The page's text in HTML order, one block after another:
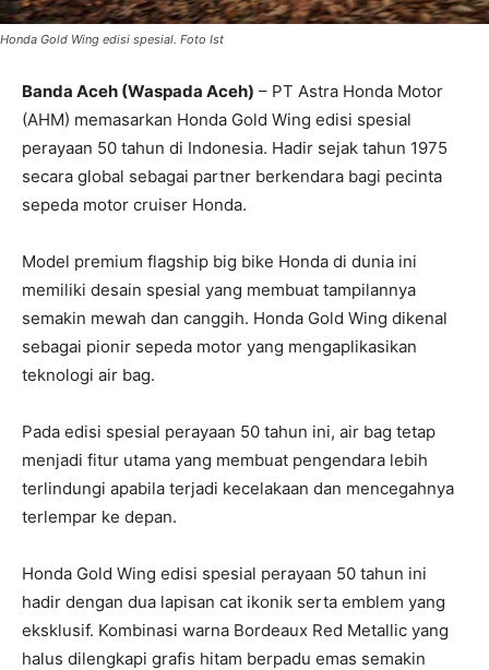
Honda Gold Wing edisi spesial. Foto Ist
Banda Aceh (Waspada Aceh) – PT Astra Honda Motor
(AHM) memasarkan Honda Gold Wing edisi spesial
perayaan 50 tahun di Indonesia. Hadir sejak tahun 1975
secara global sebagai partner berkendara bagi pecinta
sepeda motor cruiser Honda.
Model premium flagship big bike Honda di dunia ini
memiliki desain spesial yang membuat tampilannya
semakin mewah dan canggih. Honda Gold Wing dikenal
sebagai pionir sepeda motor yang mengaplikasikan
teknologi air bag.
Pada edisi spesial perayaan 50 tahun ini, air bag tetap
menjadi fitur utama yang membuat pengendara lebih
terlindungi apabila terjadi kecelakaan dan mencegahnya
terlempar ke depan.
Honda Gold Wing edisi spesial perayaan 50 tahun ini
hadir dengan dua lapisan cat ikonik serta emblem yang
eksklusif. Kombinasi warna Bordeaux Red Metallic yang
halus dilengkapi grafis hitam berpadu emas semakin